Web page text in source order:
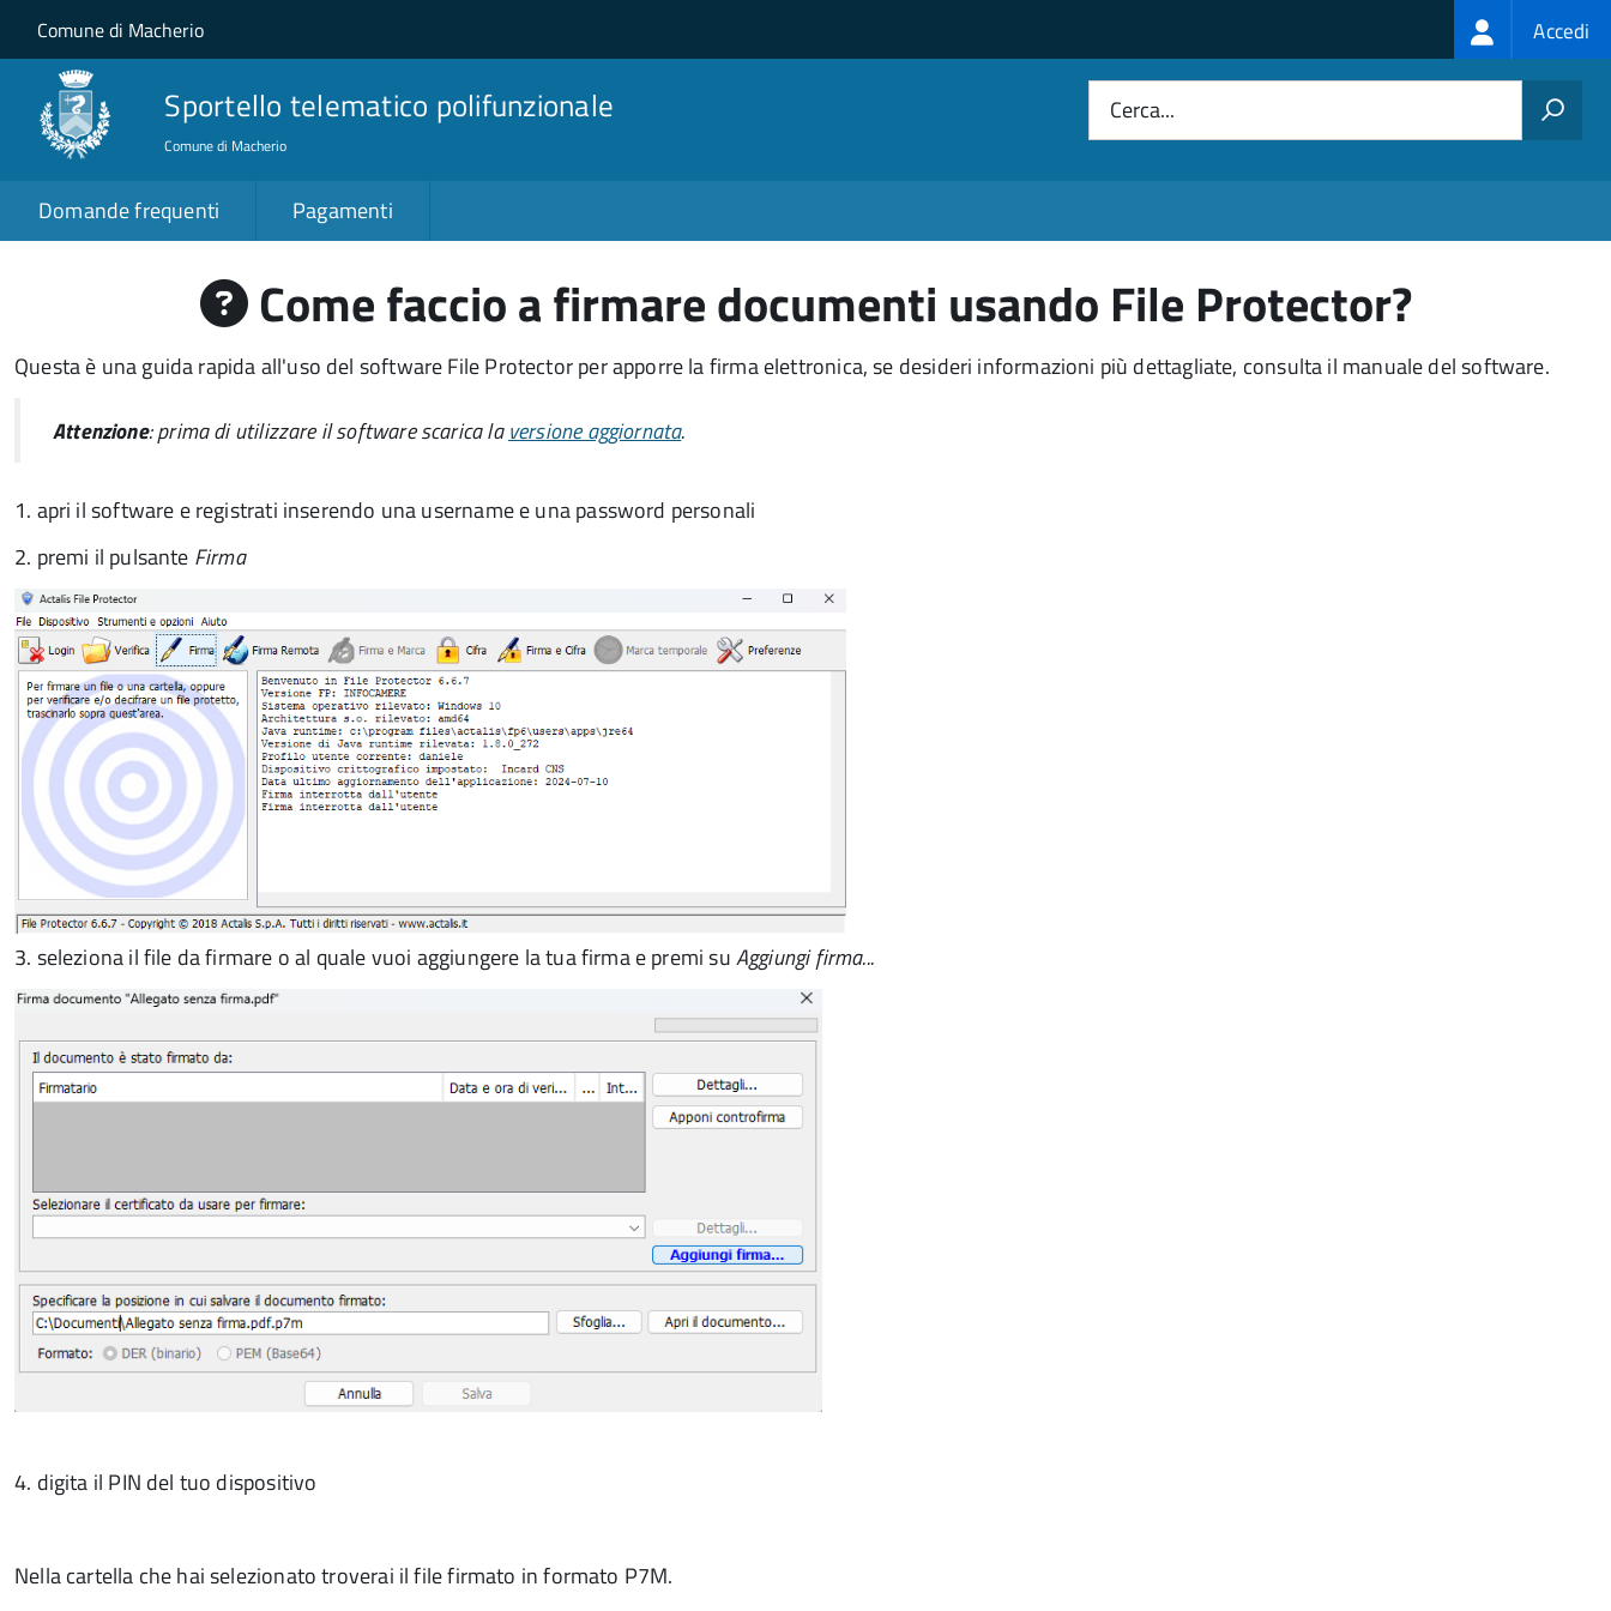
Salta al contenuto principale
Skip to site navigation
Comune di Macherio Login
menu
Accedi
Sportello telematico polifunzionale
Comune di Macherio
Cerca...
Domande frequenti Pagamenti
Come faccio a firmare documenti usando File Protector?
Questa è una guida rapida all'uso del software File Protector per apporre la firma elettronica, se desideri informazioni più dettagliate, consulta il manuale del software.
Attenzione: prima di utilizzare il software scarica laversione aggiornata.
1. apri il software e registrati inserendo una username e una password personali
2. premi il pulsante Firma
3. seleziona il file da firmare o al quale vuoi aggiungere la tua firma e premi suAggiungi firma...
4. digita il PIN del tuo dispositivo
Nella cartella che hai selezionato troverai il file firmato in formato P7M.